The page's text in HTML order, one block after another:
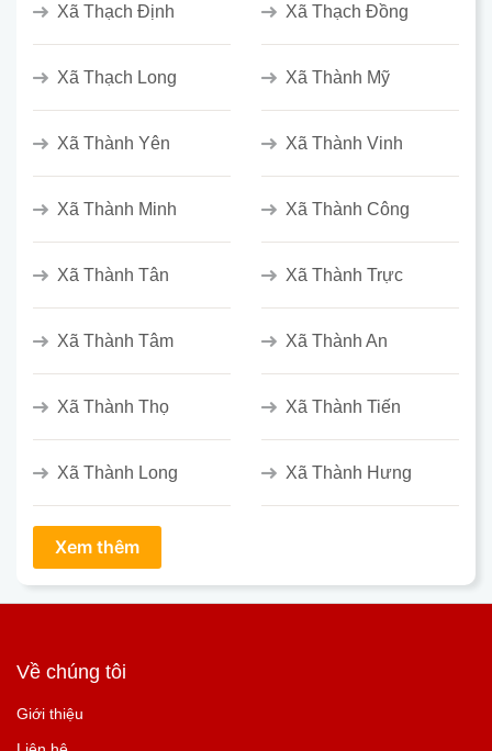
Xã Thạch Định Xã Thạch Đồng
Xã Thạch Long Xã Thành Mỹ
Xã Thành Yên Xã Thành Vinh
Xã Thành Minh Xã Thành Công
Xã Thành Tân Xã Thành Trực
Xã Thành Tâm Xã Thành An
Xã Thành Thọ Xã Thành Tiến
Xã Thành Long Xã Thành Hưng
Về chúng tôi
Giới thiệu